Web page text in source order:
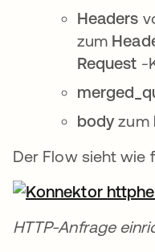
Headers
zum
Request -
body zum
Der Flow sieht wie
HTTP-Anfrage